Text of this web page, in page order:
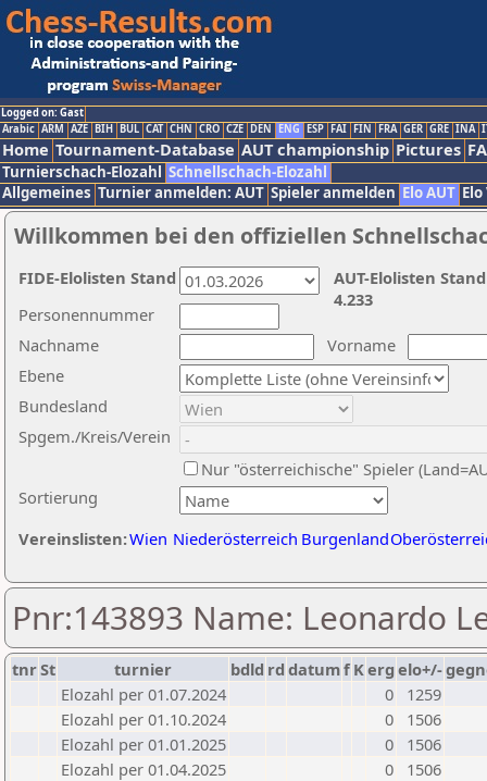
Logged on: Gast
Arabic ARM AZE BIH BUL CAT CHN CRO CZE DEN ENG ESP FAI FIN FRA GER GRE INA
Home Tournament-Database AUT championship Pictures
Turnierschach-Elozahl Schnellschach-Elozahl
Allgemeines Turnier anmelden: AUT Spieler anmelden Elo AUT
Willkommen bei den offiziellen
Nachname
Vorname
Ebene
Sortierung
Personennummer
Bundesland
Spgem./Kreis/Verein
Nur "österreichische" Spieler
Vereinslisten:Wien Niederösterreich Burgenland
AUT-Elolisten
4.233
FIDE-Elolisten Stand
Pnr:143893 Name: Leonardo
tnrSt turnier bdld rd datumf Kerg elo+/-
Elozahl per 01.07.2024
0
1259
Elozahl per 01.10.2024
0
1506
Elozahl per 01.01.2025
0
1506
Elozahl per 01.04.2025
0
1506